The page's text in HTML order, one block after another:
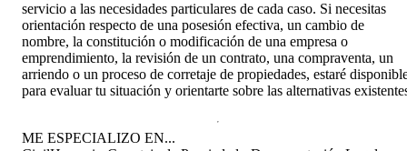
servicio a las necesidades particulares de cada caso. Si necesitas
orientación respecto de una posesión efectiva, un cambio de
nombre, la constitución o modificación de una empresa o
emprendimiento, la revisión de un contrato, una compraventa, un
arriendo o un proceso de corretaje de propiedades, estaré
para evaluar tu situación y orientarte sobre las alternativas
ME ESPECIALIZO EN...